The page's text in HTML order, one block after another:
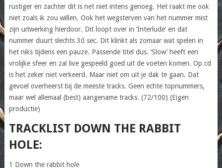
rustiger en zachter dit is net niet intens genoeg. Het raakt me ook
niet zoals ik zou willen. Ook het wegsterven van het nummer mist
zijn uitwerking hierdoor. Dit loopt over in ‘Interlude’ en dat
nummer duurt slechts 30 sec. Dit klinkt als zomaar wat spelen in
het niks tijdens een pauze. Passende titel dus. ‘Slow’ heeft een
vrolijke sfeer en zal live gespeeld goed uit de voeten komen. Op cd
is het zeker niet verkeerd. Maar niet om uit je dak te gaan. Dat
gevoel overheerst bij de meeste tracks. Geen echte topnummers,
maar wel allemaal (best) aangename tracks. (72/100) (Eigen
productie)
TRACKLIST DOWN THE RABBIT
HOLE:
1 Down the rabbit hole